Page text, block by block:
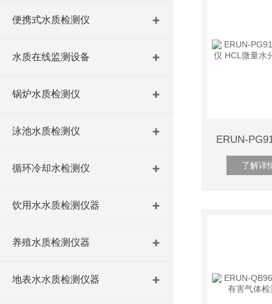
便携式水质检测仪
水质在线监测设备
锅炉水质检测仪
泳池水质检测仪
循环冷却水检测仪
饮用水水质检测仪器
养殖水质检测仪器
地表水水质检测仪器
了解详